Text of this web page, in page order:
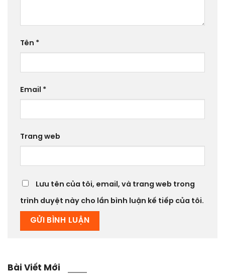
Tên *
Email *
Trang web
Lưu tên của tôi, email, và trang web trong
trình duyệt này cho lần bình luận kế tiếp của tôi.
Bài Viết Mới